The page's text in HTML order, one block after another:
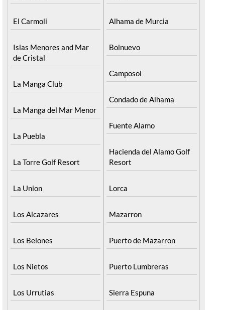
El Carmoli
Islas Menores and Mar
de Cristal
La Manga Club
La Manga del Mar Menor
La Puebla
La Torre Golf Resort
La Union
Los Alcazares
Los Belones
Los Nietos
Los Urrutias
Alhama de Murcia
Bolnuevo
Camposol
Condado de Alhama
Fuente Alamo
Hacienda del Alamo Golf
Resort
Lorca
Mazarron
Puerto de Mazarron
Puerto Lumbreras
Sierra Espuna